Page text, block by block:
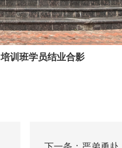
培训班学员结业合影